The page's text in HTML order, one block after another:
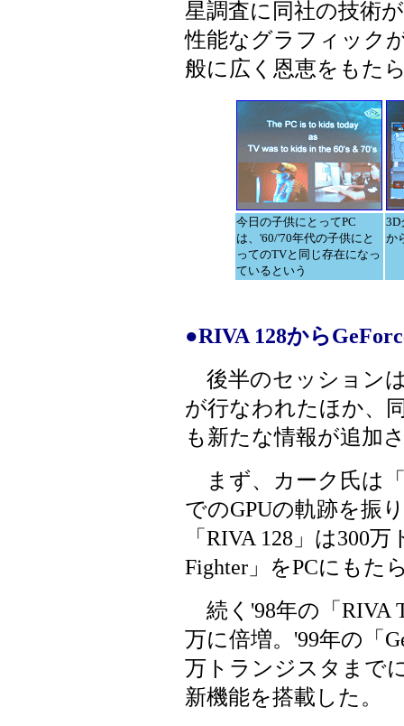
星調査に同社の技術
性能なグラフィック
般に広く恩恵をもた
今日の子供にとってPC
は、'60/'70年代の子供にと
ってのTVと同じ存在になっ
ているという
3D
か
●RIVA 128から
後半のセッション
が行なわれたほか、
も新たな情報が追加
まず、カーク氏は
でのGPUの軌跡を振
「RIVA 128」は300
Fighter」をPCにもた
続く'98年の「RIVA
万に倍増。'99年の「
万トランジスタまで
新機能を搭載した。